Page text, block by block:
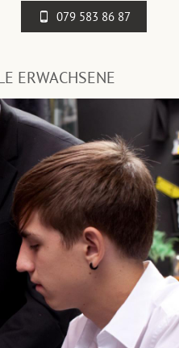
079 583 86 87
ERWACHSENE